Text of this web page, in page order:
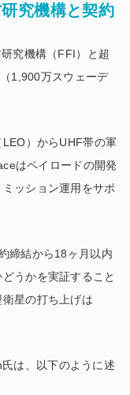
究機構と契約
究機構（FFI）と超
1,900万スウェーデ
）からUHF帯の軍
はペイロードの開発
ッション運用をサポ
締結から18ヶ月以内
うかを実証すること
星の打ち上げは
は、以下のように述